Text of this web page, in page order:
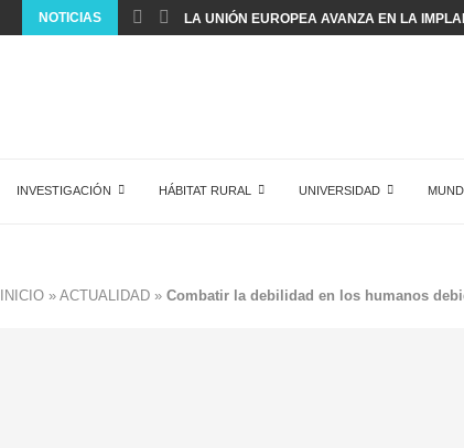
NOTICIAS LA UNIÓN EUROPEA AVANZA EN LA
INVESTIGACIÓN HÁBITAT RURAL UNIVERSIDAD
INICIO » ACTUALIDAD » Combatir la debilidad en los humanos